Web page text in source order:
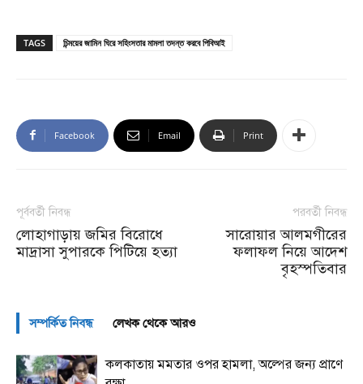
TAGS চিন্ময়ের জামিন ঘিরে সহিংসতার মামলা তদন্ত করবে পিবিআই
Facebook Email Print
পূর্ববর্তী নিবন্ধ
লোহাগাড়ায় জমির বিরোধে
মাদ্রাসা সুপারকে পিটিয়ে হত্যা
পরবর্তী নিবন্ধ
সারোয়ার আলমগীরের
ফলাফল নিয়ে আদেশ
বৃহস্পতিবার
সম্পর্কিত নিবন্ধ লেখক থেকে আরও
কলকাতায় মমতার ওপর হামলা, অল্পের জন্য প্রাণে